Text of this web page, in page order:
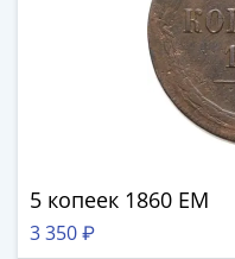
5 копеек 1860 ЕМ
3 350 ₽